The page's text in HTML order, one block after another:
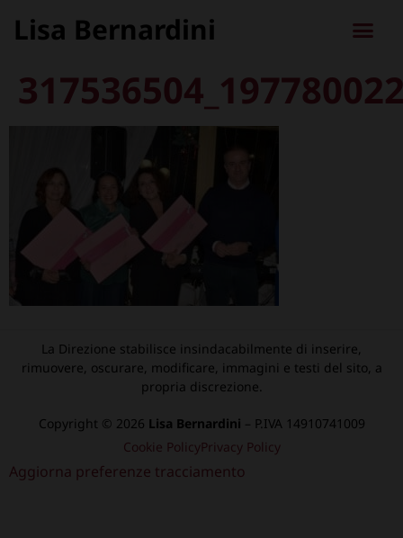
Lisa Bernardini
La Direzione stabilisce insindacabilmente di inserire,
rimuovere, oscurare, modificare, immagini e testi del sito, a
propria discrezione.
Copyright © 2026 Lisa Bernardini – P.IVA 14910741009
Cookie PolicyPrivacy Policy
Aggiorna preferenze tracciamento